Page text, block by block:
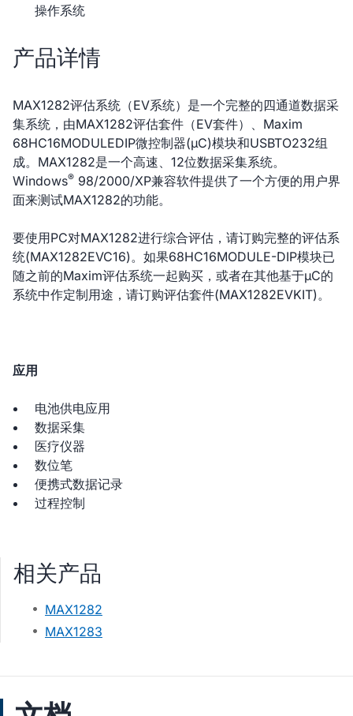
操作系统
产品详情
MAX1282评估系统（EV系统）是一个完整的四通道数据采
集系统，由MAX1282评估套件（EV套件）、Maxim
68HC16MODULEDIP微控制器(µC)模块和USBTO232组
成。MAX1282是一个高速、12位数据采集系统。
Windows® 98/2000/XP兼容软件提供了一个方便的用户界
面来测试MAX1282的功能。
要使用PC对MAX1282进行综合评估，请订购完整的评估系
统(MAX1282EVC16)。如果68HC16MODULE-DIP模块已
随之前的Maxim评估系统一起购买，或者在其他基于µC的
系统中作定制用途，请订购评估套件(MAX1282EVKIT)。
应用
电池供电应用
数据采集
医疗仪器
数位笔
便携式数据记录
过程控制
相关产品
MAX1282
MAX1283